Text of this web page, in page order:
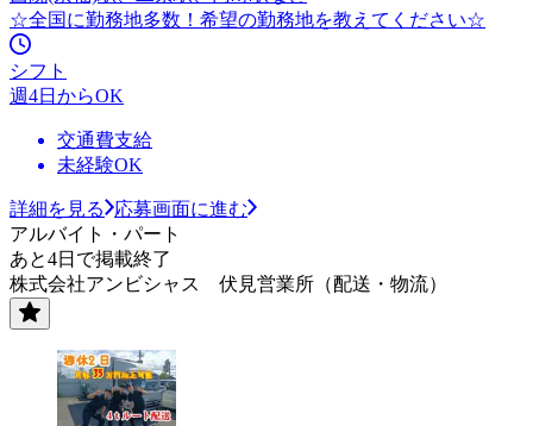
☆全国に勤務地多数！希望の勤務地を教えてください☆
シフト
週4日からOK
交通費支給
未経験OK
詳細を見る
応募画面に進む
アルバイト・パート
あと4日で掲載終了
株式会社アンビシャス 伏見営業所（配送・物流）